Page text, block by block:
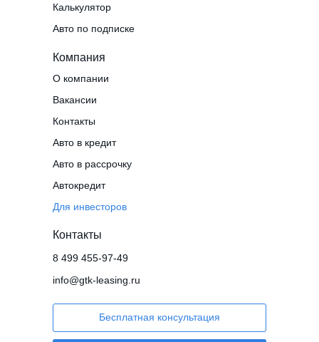
Компания
О компании
Вакансии
Контакты
Для инвесторов
Контакты
8 499 455-97-49
info@gtk-leasing.ru
Бесплатная консультация
Авто в кредит
Авто в рассрочку
Автокредит
Калькулятор
Авто по подписке